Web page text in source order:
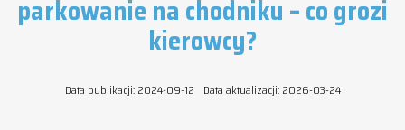
parkowanie na chodniku – co grozi
kierowcy?
Data publikacji: 2024-09-12 Data aktualizacji: 2026-03-24